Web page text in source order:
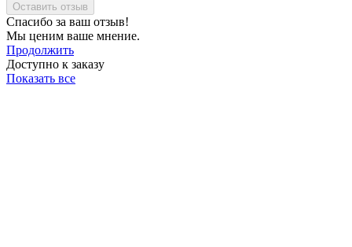
Оставить отзыв
Спасибо за ваш отзыв!
Мы ценим ваше мнение.
Продолжить
Доступно к заказу
Показать все